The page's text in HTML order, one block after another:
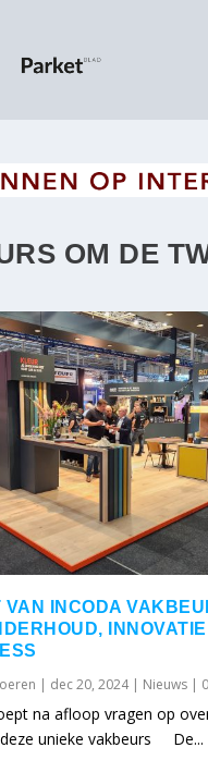
OM DE
VAN INCODA
INNOVATIE
| dec 20, 2024| Nieuws |
na afloop vragen op
unieke vakbeurs De...